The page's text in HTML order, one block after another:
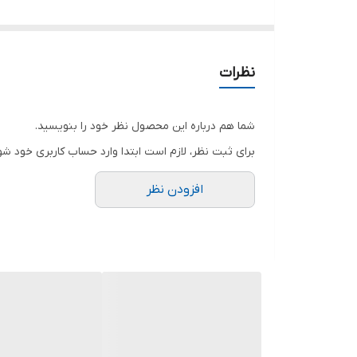
دارای‌یخ شکن
نظرات
شما هم درباره این محصول نظر خود را بنویسید.
برای ثبت نظر، لازم است ابتدا وارد حساب کاربری خود
افزودن نظر